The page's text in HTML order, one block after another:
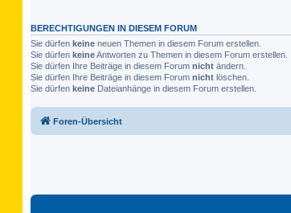
BERECHTIGUNGEN IN DIESEM FORUM
Sie dürfen keine neuen Themen in diesem Forum erstellen.
Sie dürfen keineAntworten zu Themen in diesem Forum erstellen.
Sie dürfen Ihre Beiträge in diesem Forum nicht ändern.
Sie dürfen Ihre Beiträge in diesem Forum nicht löschen.
Sie dürfen keine Dateianhänge in diesem Forum erstellen.
Foren-Übersicht